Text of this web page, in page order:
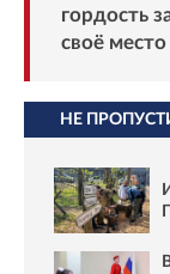
гордость
своё
НЕ